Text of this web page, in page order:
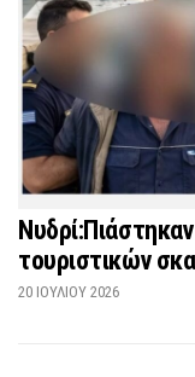
τουριστικών
20 ΙΟΥΛΊΟΥ 2026